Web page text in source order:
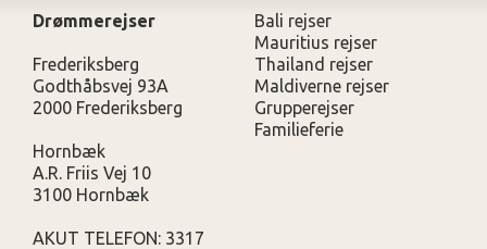
Drømmerejser
Frederiksberg
Godthåbsvej 93A
2000 Frederiksberg
Hornbæk
A.R. Friis Vej 10
3100 Hornbæk
AKUT TELEFON: 3317
Bali rejser
Mauritius rejser
Thailand rejser
Maldiverne rejser
Grupperejser
Familieferie